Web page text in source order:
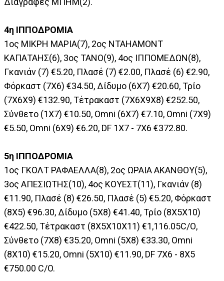
4η ΙΠΠΟΔΡΟΜΙΑ
1ος ΜΙΚΡΗ ΜΑΡΙΑ(7), 2ος ΝΤΑΗΑΜΟΝΤ
ΚΑΠΑΤΑΗΣ(6), 3ος ΤΑΝΟ(9), 4ος ΙΠΠΟΜΕΔΩΝ(8),
Γκανιάν (7) €5.20, Πλασέ (7) €2.00, Πλασέ (6) €2.90,
Φόρκαστ (7Χ6) €34.50, Δίδυμο (6Χ7) €20.60, Τρίο
(7Χ6Χ9) €132.90, Τέτρακαστ (7Χ6Χ9Χ8) €252.50,
Σύνθετο (1Χ7) €10.50, Omni (6Χ7) €7.10, Omni (7Χ9)
€5.50, Omni (6Χ9) €6.20, DF 1Χ7 - 7Χ6 €372.80.
5η ΙΠΠΟΔΡΟΜΙΑ
1ος ΓΚΟΛΤ ΡΑΦΑΕΛΛΑ(8), 2ος ΩΡΑΙΑ ΑΚΑΝΘΟΥ(5),
3ος ΑΠΕΣΙΩΤΗΣ(10), 4ος ΚΟΥΕΣΤ(11), Γκανιάν (8)
€11.90, Πλασέ (8) €26.50, Πλασέ (5) €5.20, Φόρκαστ
(8Χ5) €96.30, Δίδυμο (5Χ8) €41.40, Τρίο (8Χ5Χ10)
€422.50, Τέτρακαστ (8Χ5Χ10Χ11) €1,116.05C/Ο,
Σύνθετο (7Χ8) €35.20, Omni (5Χ8) €33.30, Omni
(8Χ10) €15.20, Omni (5Χ10) €11.90, DF 7Χ6 - 8Χ5
€750.00 C/O.